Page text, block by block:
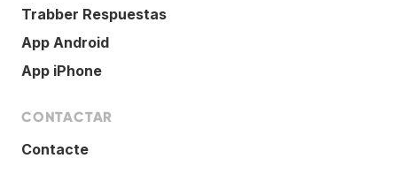
Trabber Respuestas
App Android
App iPhone
CONTACTAR
Contacte